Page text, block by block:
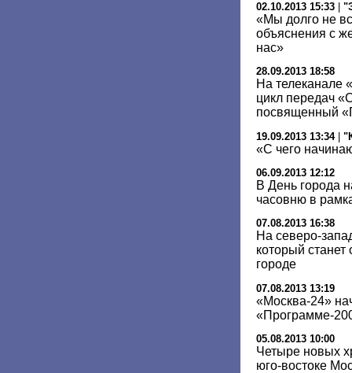
02.10.2013 15:33
«Мы долго не
объяснения с
нас»
28.09.2013 18:58
На телеканале
цикл передач
посвященный
19.09.2013 13:34|
«С чего
06.09.2013 12:12
В День города
часовню в
07.08.2013 16:38
На северо-
который
городе
07.08.2013 13:19
«Москва-24»
«Программе-
05.08.2013 10:00
Четыре новых
юго-востоке